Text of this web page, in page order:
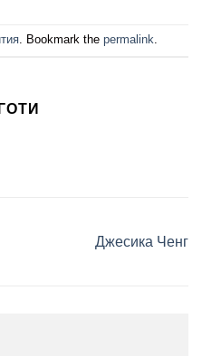
. Bookmark the permalink
Джесика Ченг